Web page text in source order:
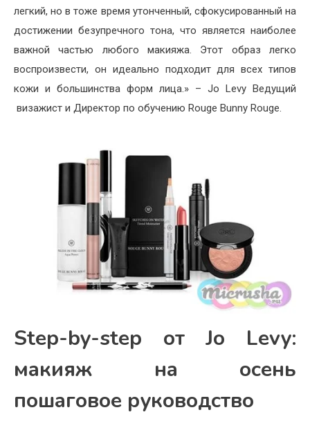
легкий, но в тоже время утонченный, сфокусированный на
достижении безупречного тона, что является наиболее
важной частью любого макияжа. Этот образ легко
воспроизвести, он идеально подходит для всех типов
кожи и большинства форм лица.» – Jo Levy Ведущий
визажист и Директор по обучению Rouge Bunny Rouge.
Step-by-step от Jo Levy:
макияж на осень
пошаговое руководство